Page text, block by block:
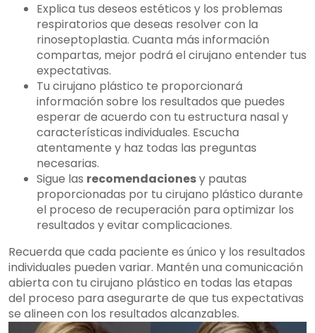
Explica tus deseos estéticos y los problemas
respiratorios que deseas resolver con la
rinoseptoplastia. Cuanta más información
compartas, mejor podrá el cirujano entender tus
expectativas.
Tu cirujano plástico te proporcionará
información sobre los resultados que puedes
esperar de acuerdo con tu estructura nasal y
características individuales. Escucha
atentamente y haz todas las preguntas
necesarias.
Sigue las recomendacionesy pautas
proporcionadas por tu cirujano plástico durante
el proceso de recuperación para optimizar los
resultados y evitar complicaciones.
Recuerda que cada paciente es único y los resultados
individuales pueden variar. Mantén una comunicación
abierta con tu cirujano plástico en todas las etapas
del proceso para asegurarte de que tus expectativas
se alineen con los resultados alcanzables.